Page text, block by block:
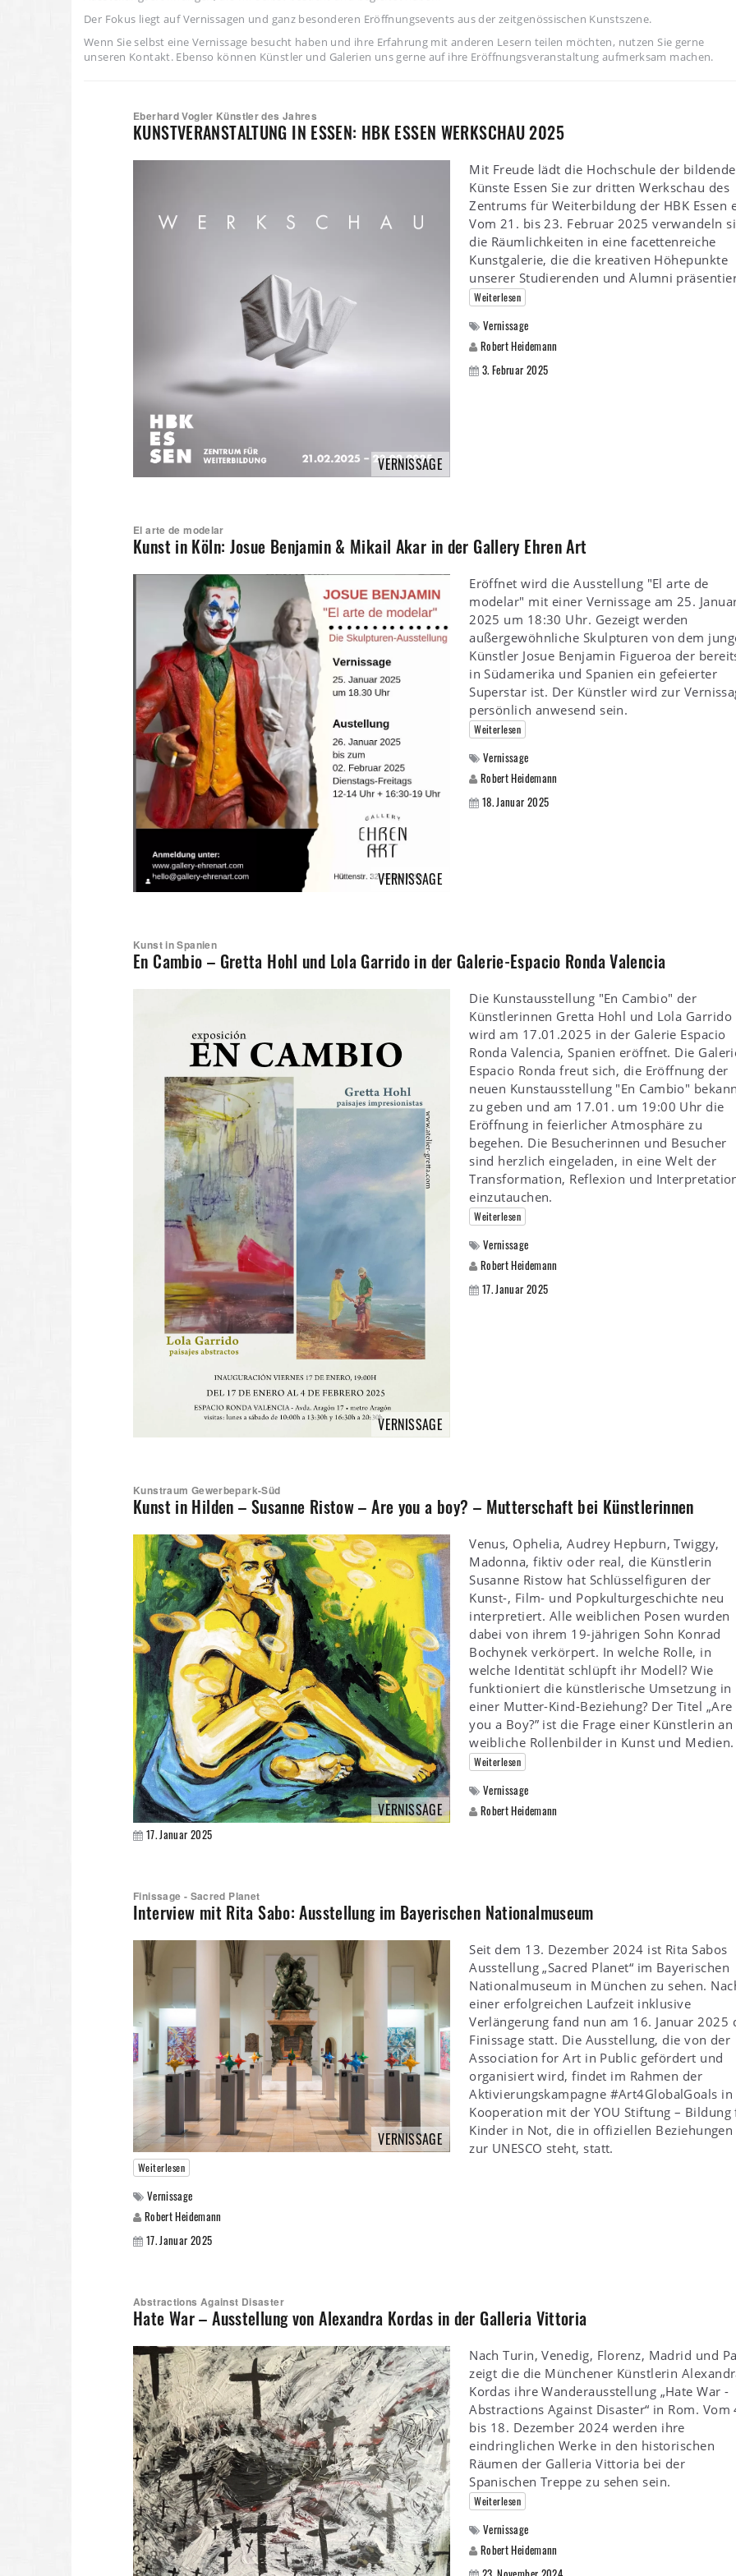
Der Fokus liegt auf Vernissagen und ganz besonderen Eröffnungsevents aus der zeitgenössischen Kunstszene.
Wenn Sie selbst eine Vernissage besucht haben und ihre Erfahrung mit anderen Lesern teilen möchten, nutzen Sie gerne
unseren Kontakt. Ebenso können Künstler und Galerien uns gerne auf ihre Eröffnungsveranstaltung aufmerksam machen.
Eberhard Vogler Künstler des Jahres
KUNSTVERANSTALTUNG IN ESSEN: HBK ESSEN WERKSCHAU 2025
VERNISSAGE
Mit Freude lädt die Hochschule der
Künste Essen Sie zur dritten Werkschau des
Zentrums für Weiterbildung der HBK Essen
Vom 21. bis 23. Februar 2025 verwandeln
die Räumlichkeiten in eine facettenreiche
Kunstgalerie, die die kreativen Höhepunkte
unserer Studierenden und Alumni
Weiterlesen
Vernissage
Robert Heidemann
3. Februar 2025
El arte de modelar
Kunst in Köln: Josue Benjamin & Mikail Akar in der Gallery Ehren Art
VERNISSAGE
Eröffnet wird die Ausstellung "El arte de
modelar" mit einer Vernissage am 25.
2025 um 18:30 Uhr. Gezeigt werden
außergewöhnliche Skulpturen von dem
Künstler Josue Benjamin Figueroa der
in Südamerika und Spanien ein gefeierter
Superstar ist. Der Künstler wird zur
persönlich anwesend sein.
Weiterlesen
Vernissage
Robert Heidemann
18. Januar 2025
Kunst in Spanien
En Cambio – Gretta Hohl und Lola Garrido in der Galerie-Espacio Ronda Valencia
VERNISSAGE
Die Kunstausstellung "En Cambio" der
Künstlerinnen Gretta Hohl und Lola Garrido
wird am 17.01.2025 in der Galerie Espacio
Ronda Valencia, Spanien eröffnet. Die
Espacio Ronda freut sich, die Eröffnung der
neuen Kunstausstellung "En Cambio"
zu geben und am 17.01. um 19:00 Uhr die
Eröffnung in feierlicher Atmosphäre zu
begehen. Die Besucherinnen und Besucher
sind herzlich eingeladen, in eine Welt der
Transformation, Reflexion und
einzutauchen.
Weiterlesen
Vernissage
Robert Heidemann
17. Januar 2025
Kunstraum Gewerbepark-Süd
Kunst in Hilden – Susanne Ristow – Are you a boy? – Mutterschaft bei Künstlerinnen
VERNISSAGE
Venus, Ophelia, Audrey Hepburn, Twiggy,
Madonna, fiktiv oder real, die Künstlerin
Susanne Ristow hat Schlüsselfiguren der
Kunst-, Film- und Popkulturgeschichte neu
interpretiert. Alle weiblichen Posen wurden
dabei von ihrem 19-jährigen Sohn Konrad
Bochynek verkörpert. In welche Rolle, in
welche Identität schlüpft ihr Modell? Wie
funktioniert die künstlerische Umsetzung in
einer Mutter-Kind-Beziehung? Der Titel „Are
you a Boy?” ist die Frage einer Künstlerin an
weibliche Rollenbilder in Kunst und Medien.
Weiterlesen
Vernissage
Robert Heidemann
17. Januar 2025
Finissage - Sacred Planet
Interview mit Rita Sabo: Ausstellung im Bayerischen Nationalmuseum
VERNISSAGE
Seit dem 13. Dezember 2024 ist Rita Sabos
Ausstellung „Sacred Planet“ im Bayerischen
Nationalmuseum in München zu sehen.
einer erfolgreichen Laufzeit inklusive
Verlängerung fand nun am 16. Januar 2025
Finissage statt. Die Ausstellung, die von der
Association for Art in Public gefördert und
organisiert wird, findet im Rahmen der
Aktivierungskampagne #Art4GlobalGoals in
Kooperation mit der YOU Stiftung – Bildung
Kinder in Not, die in offiziellen Beziehungen
zur UNESCO steht, statt.
Weiterlesen
Vernissage
Robert Heidemann
17. Januar 2025
Abstractions Against Disaster
Hate War – Ausstellung von Alexandra Kordas in der Galleria Vittoria
Nach Turin, Venedig, Florenz, Madrid und
zeigt die die Münchener Künstlerin
Kordas ihre Wanderausstellung „Hate War -
Abstractions Against Disaster“ in Rom. Vom
bis 18. Dezember 2024 werden ihre
eindringlichen Werke in den historischen
Räumen der Galleria Vittoria bei der
Spanischen Treppe zu sehen sein.
Weiterlesen
Vernissage
Robert Heidemann